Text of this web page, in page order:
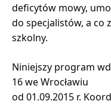
deficytów mowy,
do specjalistów, a co
szkolny.
Niniejszy program
16 we Wrocławiu
od 01.09.2015 r.